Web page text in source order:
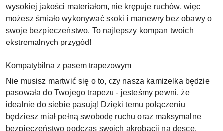
wysokiej jakości materiałom, nie krępuje ruchów, więc
możesz śmiało wykonywać skoki i manewry bez obawy o
swoje bezpieczeństwo. To najlepszy kompan twoich
ekstremalnych przygód!
Kompatybilna z pasem trapezowym
Nie musisz martwić się o to, czy nasza kamizelka będzie
pasowała do Twojego trapezu - jesteśmy pewni, że
idealnie do siebie pasują! Dzięki temu połączeniu
będziesz miał pełną swobodę ruchu oraz maksymalne
bezpieczeństwo podczas swoich akrobacji na desce.